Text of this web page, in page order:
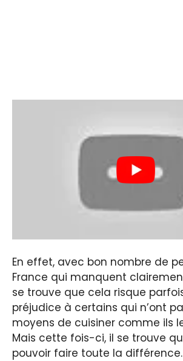
En effet, avec bon nombre de
France qui manquent
se trouve que cela risque
préjudice à certains qui n’ont
moyens de cuisiner comme ils
Mais cette fois-ci, il se trouve
pouvoir faire toute la